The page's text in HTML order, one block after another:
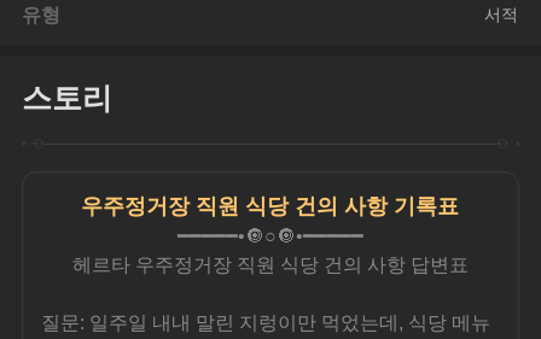
유형 서적
스토리
우주정거장 직원 식당 건의 사항 기록표
━━━━━•🔘○🔘•━━━━━
헤르타 우주정거장 직원 식당 건의 사항 답변표
질문: 일주일 내내 말린 지렁이만 먹었는데, 식당 메뉴